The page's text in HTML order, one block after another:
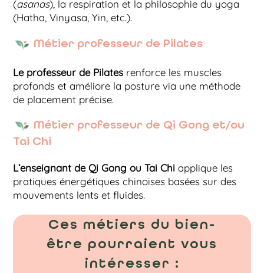
(asanas), la respiration et la philosophie du yoga
(Hatha, Vinyasa, Yin, etc.).
Métier professeur de Pilates
Le professeur de Pilates renforce les muscles
profonds et améliore la posture via une méthode
de placement précise.
Métier professeur de Qi Gong et/ou
Tai Chi
L’enseignant de Qi Gong ou Tai Chiapplique les
pratiques énergétiques chinoises basées sur des
mouvements lents et fluides.
Ces métiers du bien-
être pourraient vous
intéresser :